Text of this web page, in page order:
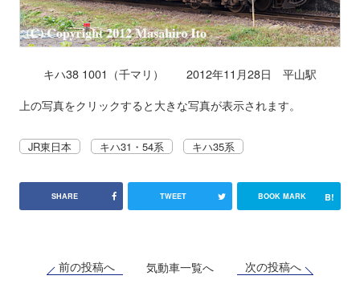
キハ38 1001（千マリ） 2012年11月28日 平山駅
上の写真をクリックすると大きな写真が表示されます。
JR東日本 キハ31・54系 キハ35系
SHARE TWEET BOOK MARK B!
前の投稿へ 気動車一覧へ 次の投稿へ